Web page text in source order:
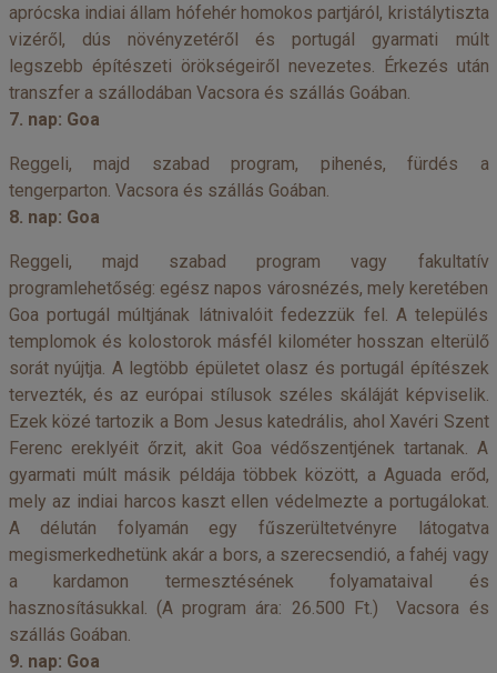
aprócska indiai állam hófehér homokos partjáról, kristálytiszta
vizéről, dús növényzetéről és portugál gyarmati múlt
legszebb építészeti örökségeiről nevezetes. Érkezés után
transzfer a szállodában Vacsora és szállás Goában.
7. nap: Goa
Reggeli, majd szabad program, pihenés, fürdés a
tengerparton. Vacsora és szállás Goában.
8. nap: Goa
Reggeli, majd szabad program vagy fakultatív
programlehetőség: egész napos városnézés, mely keretében
Goa portugál múltjának látnivalóit fedezzük fel. A település
templomok és kolostorok másfél kilométer hosszan elterülő
sorát nyújtja. A legtöbb épületet olasz és portugál építészek
tervezték, és az európai stílusok széles skáláját képviselik.
Ezek közé tartozik a Bom Jesus katedrális, ahol Xavéri Szent
Ferenc ereklyéit őrzit, akit Goa védőszentjének tartanak. A
gyarmati múlt másik példája többek között, a Aguada erőd,
mely az indiai harcos kaszt ellen védelmezte a portugálokat.
A délután folyamán egy fűszerültetvényre látogatva
megismerkedhetünk akár a bors, a szerecsendió, a fahéj vagy
a kardamon termesztésének folyamataival és
hasznosításukkal. (A program ára: 26.500 Ft.) Vacsora és
szállás Goában.
9. nap: Goa